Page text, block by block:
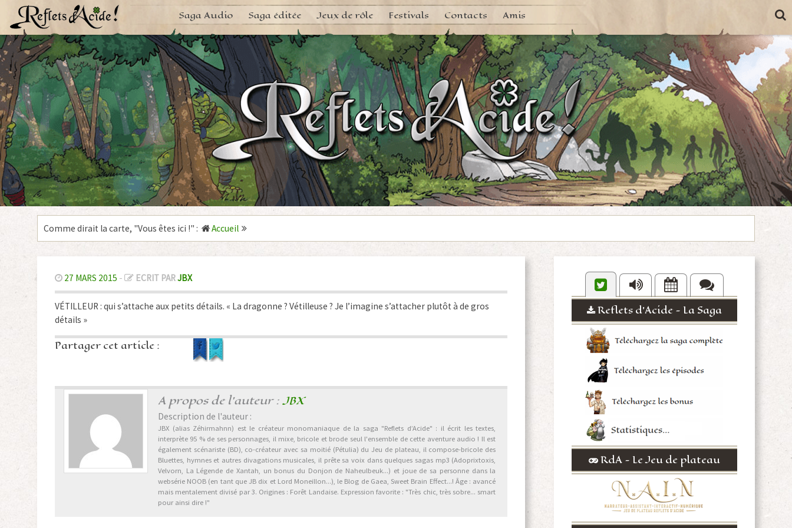
Aller
au
contenu
Saga Audio Saga éditée Jeux de rôle Festivals Contacts Amis
Comme dirait la carte, "Vous êtes ici !" : Accueil
27 MARS 2015 - ECRIT PARJBX
VÉTILLEUR : qui s’attache aux petits détails. « La dragonne ? Vétilleuse ? Je l’imagine s’attacher plutôt à de gros
détails »
Partager cet article :
A propos de l'auteur :JBX
Description de l'auteur :
JBX (alias Zéhirmahnn) est le créateur monomaniaque de la saga "Reflets d’Acide" : il écrit les textes,
interprète 95 % de ses personnages, il mixe, bricole et brode seul l'ensemble de cette aventure audio ! Il est
également scénariste (BD), co-créateur avec sa moitié (Pétulia) du Jeu de plateau, il compose-bricole des
Bluettes, hymnes et autres divagations musicales, il prête sa voix dans quelques sagas mp3 (Adoprixtoxis,
Velvorn, La Légende de Xantah, un bonus du Donjon de Naheulbeuk...) et joue de sa personne dans la
websérie NOOB (en tant que JB dix et Lord Moneillon...), le Blog de Gaea, Sweet Brain Effect...! Âge : avancé
mais mentalement divisé par 3. Origines : Forêt Landaise. Expression favorite : "Très chic, très sobre... smart
pour ainsi dire !"
Reflets d'Acide - La Saga
RdA - Le Jeu de plateau